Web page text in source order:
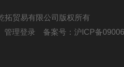
拓贸易有限公司版权所有
管理登录 备案号： 沪ICP备